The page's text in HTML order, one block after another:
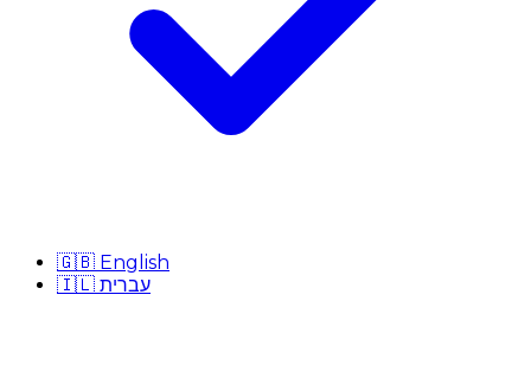
🇬🇧 English
🇮🇱 עברית